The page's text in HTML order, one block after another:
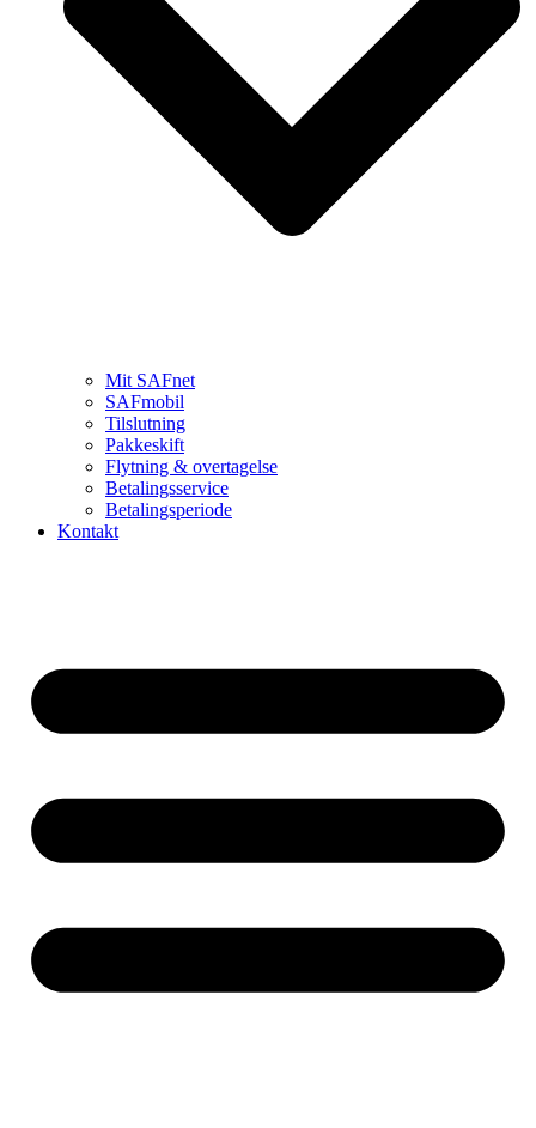
Mit SAFnet
SAFmobil
Tilslutning
Pakkeskift
Flytning & overtagelse
Betalingsservice
Betalingsperiode
Kontakt